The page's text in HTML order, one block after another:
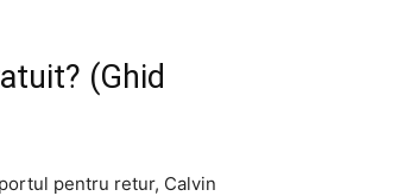
(Ghid
pentru retur, Calvin